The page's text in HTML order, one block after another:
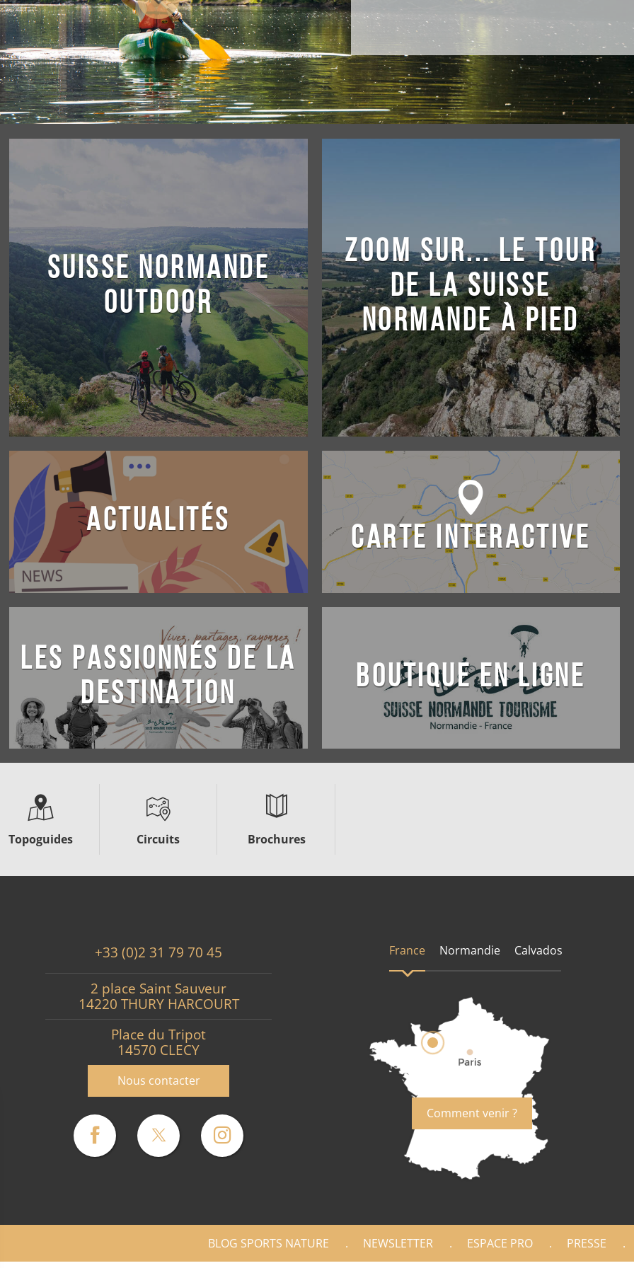
Boire un verre
Événements
SUISSE NORMANDE
OUTDOOR
ZOOM SUR... LE TOUR
DE LA SUISSE
NORMANDE À PIED
ACTUALITÉS
LES PASSIONNÉS DE LA
DESTINATION
CARTE INTERACTIVE
BOUTIQUE EN LIGNE
Topoguides Circuits Brochures
+33 (0)2 31 79 70 45
2 place Saint Sauveur
14220 THURY HARCOURT
Place du Tripot
14570 CLECY
Nous contacter
France Normandie Calvados
Comment venir ?
BLOG SPORTS NATURE NEWSLETTER ESPACE PRO PRESSE